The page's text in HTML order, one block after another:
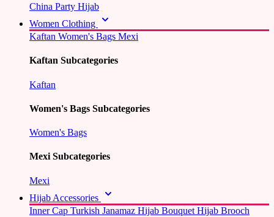
China Party Hijab
Women Clothing
Kaftan Women's Bags Mexi
Kaftan Subcategories
Kaftan
Women's Bags Subcategories
Women's Bags
Mexi Subcategories
Mexi
Hijab Accessories
Inner Cap Turkish Janamaz Hijab Bouquet Hijab Brooch